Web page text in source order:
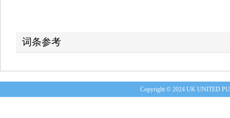
词条参考
Copyright © 2024 UK UNITED